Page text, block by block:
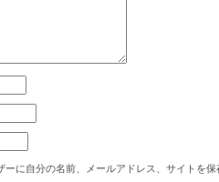
に自分の名前、メールアドレス、サイトを保